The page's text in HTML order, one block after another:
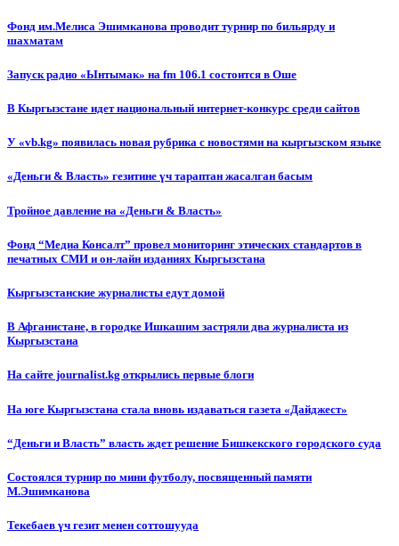
Фонд им.Мелиса Эшимканова проводит турнир по бильярду и
шахматам
Запуск радио «Ынтымак» на fm 106.1 состоится в Оше
В Кыргызстане идет национальный интернет-конкурс среди сайтов
У «vb.kg» появилась новая рубрика с новостями на кыргызском языке
«Деньги & Власть» гезитине үч тараптан жасалган басым
Тройное давление на «Деньги & Власть»
Фонд “Медиа Консалт” провел мониторинг этических стандартов в
печатных СМИ и он-лайн изданиях Кыргызстана
Кыргызстанские журналисты едут домой
В Афганистане, в городке Ишкашим застряли два журналиста из
Кыргызстана
На сайте journalist.kg открылись первые блоги
На юге Кыргызстана стала вновь издаваться газета «Дайджест»
“Деньги и Власть” власть ждет решение Бишкекского городского суда
Состоялся турнир по мини футболу, посвященный памяти
М.Эшимканова
Текебаев үч гезит менен соттошууда